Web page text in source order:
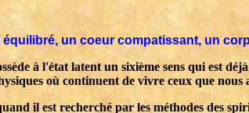
équilibré, un coeur compatissant, un
à l'état latent un sixième sens qui est
où continuent de vivre ceux que nous
il est recherché par les méthodes des